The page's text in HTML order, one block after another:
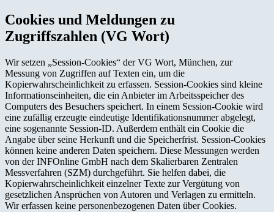
Cookies und Meldungen zu
Zugriffszahlen (VG Wort)
Wir setzen „Session-Cookies“ der VG Wort, München, zur
Messung von Zugriffen auf Texten ein, um die
Kopierwahrscheinlichkeit zu erfassen. Session-Cookies sind kleine
Informationseinheiten, die ein Anbieter im Arbeitsspeicher des
Computers des Besuchers speichert. In einem Session-Cookie wird
eine zufällig erzeugte eindeutige Identifikationsnummer abgelegt,
eine sogenannte Session-ID. Außerdem enthält ein Cookie die
Angabe über seine Herkunft und die Speicherfrist. Session-Cookies
können keine anderen Daten speichern. Diese Messungen werden
von der INFOnline GmbH nach dem Skalierbaren Zentralen
Messverfahren (SZM) durchgeführt. Sie helfen dabei, die
Kopierwahrscheinlichkeit einzelner Texte zur Vergütung von
gesetzlichen Ansprüchen von Autoren und Verlagen zu ermitteln.
Wir erfassen keine personenbezogenen Daten über Cookies.